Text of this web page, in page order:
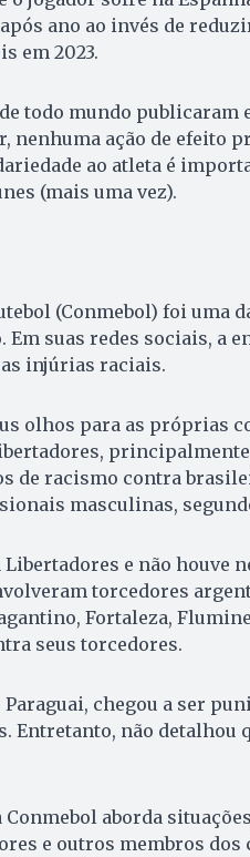
ano ao invés de
em 2023.
todo mundo publicaram
nenhuma ação de efeito
ao atleta é
(mais uma vez).
(Conmebol) foi uma
suas redes sociais, a
injúrias raciais.
olhos para as próprias
de racismo contra
masculinas,
e não houve
torcedores
Fortaleza,
seus torcedores.
chegou a ser
Entretanto, não detalhou
aborda
e outros membros dos